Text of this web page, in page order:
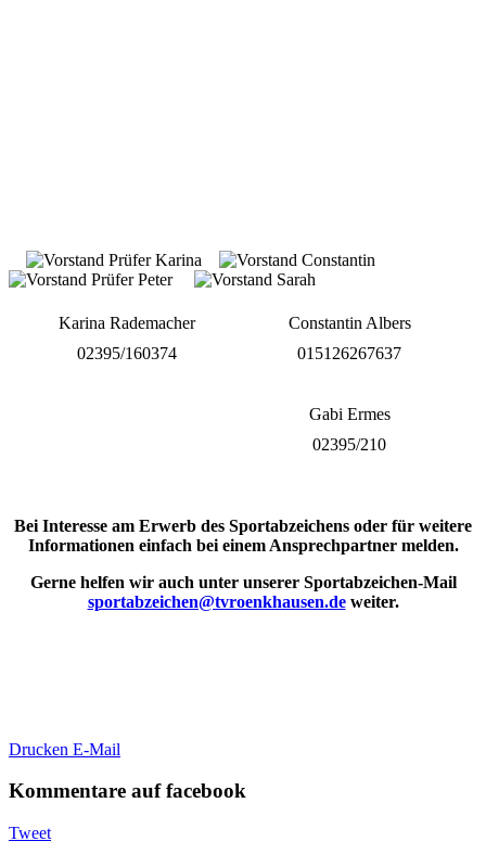
Karina Rademacher
Constantin Albers
02395/160374
015126267637
Gabi Ermes
02395/210
Bei Interesse am Erwerb des Sportabzeichens oder für weitere
Informationen einfach bei einem Ansprechpartner melden.
Gerne helfen wir auch unter unserer Sportabzeichen-Mail
sportabzeichen@tvroenkhausen.deweiter.
Drucken E-Mail
Kommentare auf facebook
Tweet